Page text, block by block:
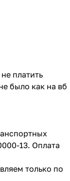
платить
было как на вб
13. Оплата
только по